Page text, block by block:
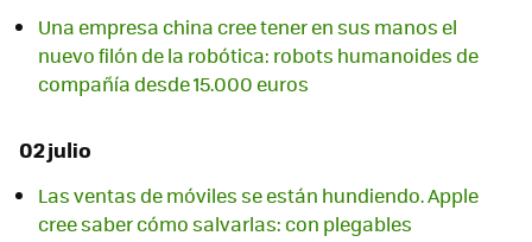
Una empresa china cree tener en sus manos el
nuevo filón de la robótica: robots humanoides de
compañía desde 15.000 euros
02 julio
Las ventas de móviles se están hundiendo. Apple
cree saber cómo salvarlas: con plegables